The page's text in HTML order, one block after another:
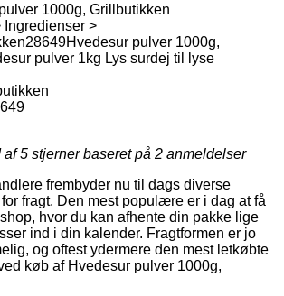
1000g, Grillbutikken
Ingredienser >
28649Hvedesur pulver 1000g,
pulver 1kg Lys surdej til lyse
af 5 stjerner baseret på 2 anmeldelser
frembyder nu til dags diverse
fragt. Den mest populære er i dag at få
hvor du kan afhente din pakke lige
ind i din kalender. Fragtformen er jo
og oftest ydermere den mest letkøbte
køb af Hvedesur pulver 1000g,